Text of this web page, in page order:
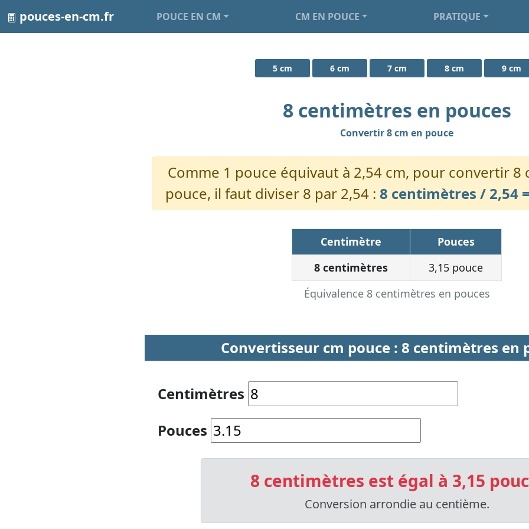
pouces-en-cm.fr POUCE EN CM CM EN POUCE PRATIQUE
5 cm 6 cm 7 cm 8 cm 9 cm
8 centimètres en pouces
Convertir 8 cm en pouce
Comme 1 pouce équivaut à 2,54 cm, pour convertir 8
pouce, il faut diviser 8 par 2,54 : 8 centimètres / 2,54
Équivalence 8 centimètres en pouces
Centimètre
Pouces
8 centimètres
3,15 pouce
Convertisseur cm pouce : 8 centimètres en
Centimètres
Pouces
8 centimètres est égal à 3,15
Conversion arrondie au centième.